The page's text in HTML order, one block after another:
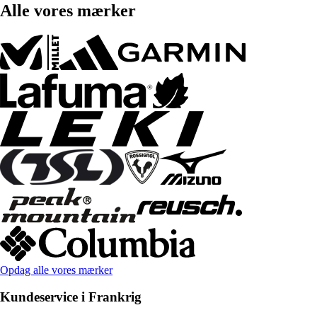
Alle vores mærker
Opdag alle vores mærker
Kundeservice i Frankrig